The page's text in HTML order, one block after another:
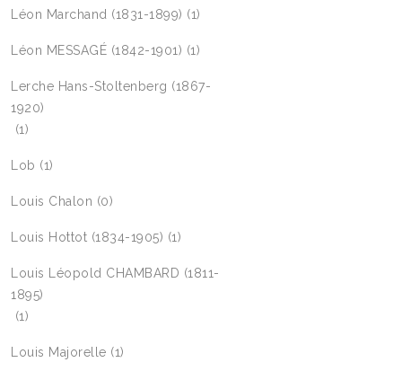
Léon Marchand (1831-1899) (1)
Léon MESSAGÉ (1842-1901) (1)
Lerche Hans-Stoltenberg (1867-
1920)
(1)
Lob (1)
Louis Chalon (0)
Louis Hottot (1834-1905) (1)
Louis Léopold CHAMBARD (1811-
1895)
(1)
Louis Majorelle (1)